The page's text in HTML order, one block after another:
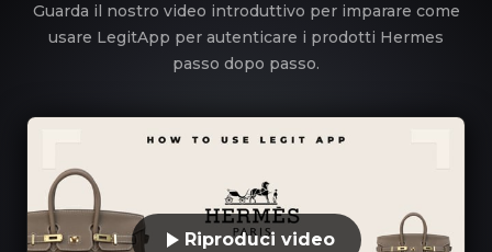
Guarda il nostro video introduttivo per imparare come
usare LegitApp per autenticare i prodotti Hermes
passo dopo passo.
Riproduci video